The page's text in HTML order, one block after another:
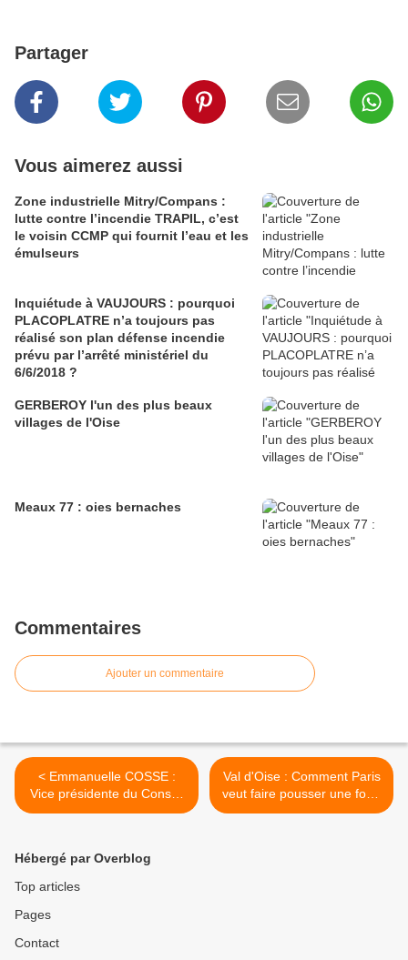
Partager
Vous aimerez aussi
Zone industrielle Mitry/Compans :
lutte contre l’incendie TRAPIL, c’est
le voisin CCMP qui fournit l’eau et les
émulseurs
Inquiétude à VAUJOURS : pourquoi
PLACOPLATRE n’a toujours pas
réalisé son plan défense incendie
prévu par l’arrêté ministériel du
6/6/2018 ?
GERBEROY l'un des plus beaux
villages de l'Oise
Meaux 77 : oies bernaches
Commentaires
Ajouter un commentaire
< Emmanuelle COSSE :
Vice présidente du Conseil
Régional d’Ile de France
Val d'Oise : Comment Paris
veut faire pousser une forêt
sur une décharge >
Hébergé par Overblog
Top articles
Pages
Contact